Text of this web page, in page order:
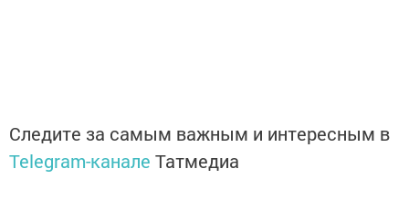
Следите за самым важным и интересным в
Telegram-канале Татмедиа